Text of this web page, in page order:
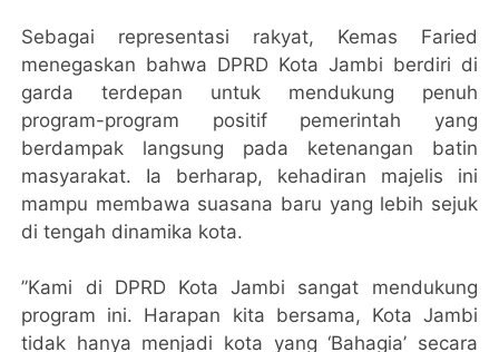
Sebagai representasi rakyat, Kemas Faried
menegaskan bahwa DPRD Kota Jambi berdiri di
garda terdepan untuk mendukung penuh
program-program positif pemerintah yang
berdampak langsung pada ketenangan batin
masyarakat. Ia berharap, kehadiran majelis ini
mampu membawa suasana baru yang lebih sejuk
di tengah dinamika kota.
​”Kami di DPRD Kota Jambi sangat mendukung
program ini. Harapan kita bersama, Kota Jambi
tidak hanya menjadi kota yang ‘Bahagia’ secara